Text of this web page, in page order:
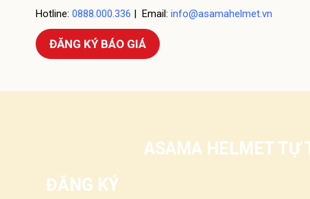
Hotline: 0888.000.336 | Email: info@asamahelmet.vn
ĐĂNG KÝ BÁO GIÁ
ASAMA HELMET TỰ
ĐĂNG KÝ